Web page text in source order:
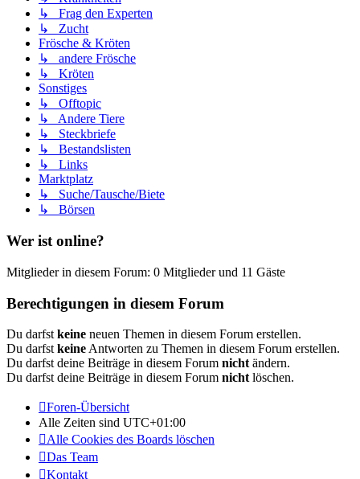
↳ Frag den Experten
↳ Zucht
Frösche & Kröten
↳ andere Frösche
↳ Kröten
Sonstiges
↳ Offtopic
↳ Andere Tiere
↳ Steckbriefe
↳ Bestandslisten
↳ Links
Marktplatz
↳ Suche/Tausche/Biete
↳ Börsen
Wer ist online?
Mitglieder in diesem Forum: 0 Mitglieder und 11 Gäste
Berechtigungen in diesem Forum
Du darfst keine neuen Themen in diesem Forum erstellen.
Du darfst keine Antworten zu Themen in diesem Forum erstellen.
Du darfst deine Beiträge in diesem Forum nicht ändern.
Du darfst deine Beiträge in diesem Forum nicht löschen.
Foren-Übersicht
Alle Zeiten sind UTC+01:00
Alle Cookies des Boards löschen
Das Team
Kontakt